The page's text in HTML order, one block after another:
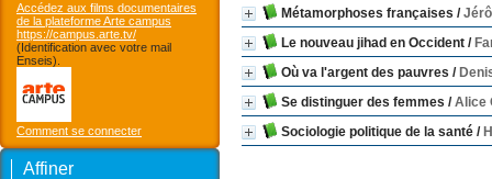
Accédez aux films documentaires
de la plateforme Arte campus
https://campus.arte.tv/
(Identification avec votre mail
Enseis).
Comment se connecter
Affiner
Métamorphoses françaises /
Le nouveau jihad en Occident /
Où va l'argent des pauvres /
Se distinguer des femmes /Alice
Sociologie politique de la santé /